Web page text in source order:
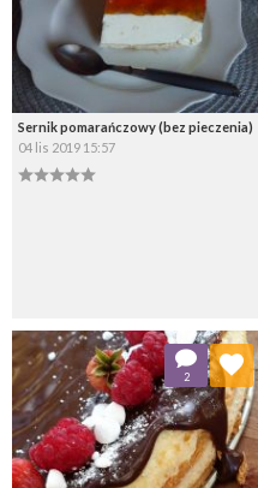
Sernik pomarańczowy (bez pieczenia)
04 lis 2019 15:57
2
Dodaj do ulubionych
Wybierz listę: